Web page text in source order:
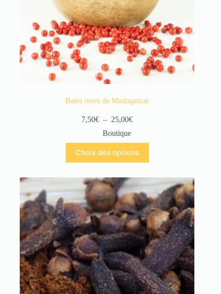
Baies roses de Madagascar
7,50€ – 25,00€
Boutique
Choix des options